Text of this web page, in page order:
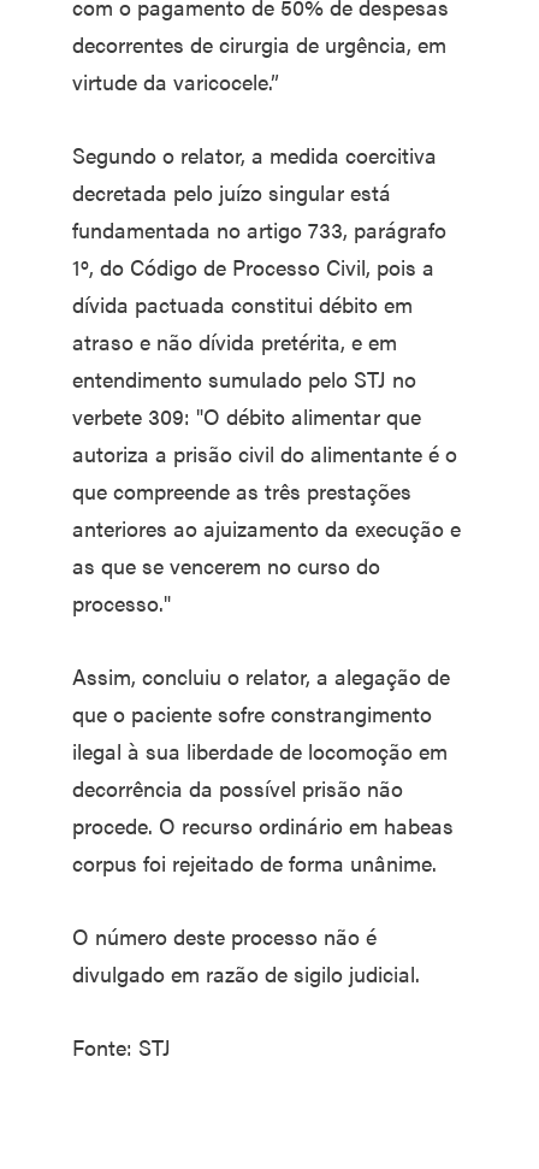
com o pagamento de 50% de despesas
decorrentes de cirurgia de urgência, em
virtude da varicocele.”
Segundo o relator, a medida coercitiva
decretada pelo juízo singular está
fundamentada no artigo 733, parágrafo
1º, do Código de Processo Civil, pois a
dívida pactuada constitui débito em
atraso e não dívida pretérita, e em
entendimento sumulado pelo STJ no
verbete 309: "O débito alimentar que
autoriza a prisão civil do alimentante é o
que compreende as três prestações
anteriores ao ajuizamento da execução e
as que se vencerem no curso do
processo."
Assim, concluiu o relator, a alegação de
que o paciente sofre constrangimento
ilegal à sua liberdade de locomoção em
decorrência da possível prisão não
procede. O recurso ordinário em habeas
corpus foi rejeitado de forma unânime.
O número deste processo não é
divulgado em razão de sigilo judicial.
Fonte: STJ